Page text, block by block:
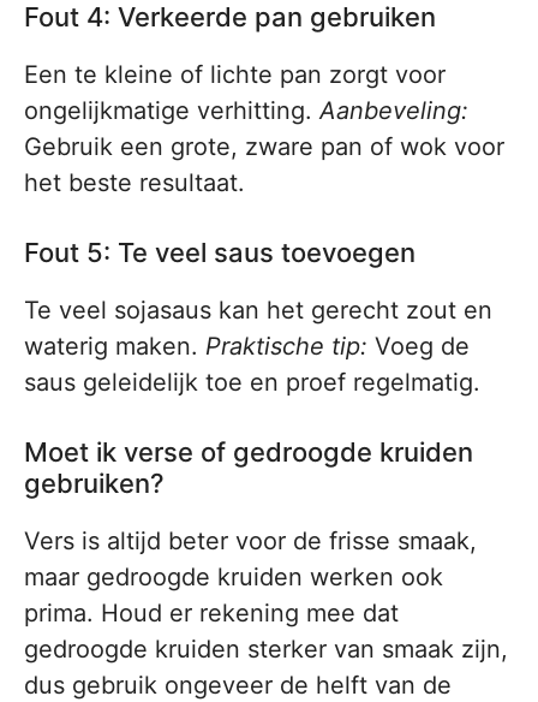
Fout 4: Verkeerde pan gebruiken
Een te kleine of lichte pan zorgt voor
ongelijkmatige verhitting.Aanbeveling:
Gebruik een grote, zware pan of wok voor
het beste resultaat.
Fout 5: Te veel saus toevoegen
Te veel sojasaus kan het gerecht zout en
waterig maken. Praktische tip: Voeg de
saus geleidelijk toe en proef regelmatig.
Moet ik verse of gedroogde kruiden
gebruiken?
Vers is altijd beter voor de frisse smaak,
maar gedroogde kruiden werken ook
prima. Houd er rekening mee dat
gedroogde kruiden sterker van smaak zijn,
dus gebruik ongeveer de helft van de